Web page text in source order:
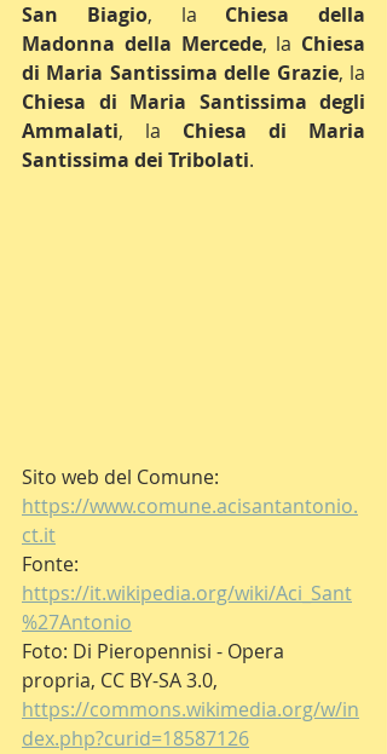
San Biagio, la Chiesa della
Madonna della Mercede, la Chiesa
di Maria Santissima delle Grazie
Chiesa di Maria Santissima degli
Ammalati, la Chiesa di Maria
Santissima dei Tribolati.
Sito web del Comune:
https://www.comune.acisantantonio.
ct.it
Fonte:
https://it.wikipedia.org/wiki/Aci_Sant
%27Antonio
Foto: Di Pieropennisi - Opera
propria, CC BY-SA 3.0,
https://commons.wikimedia.org/w/in
dex.php?curid=18587126